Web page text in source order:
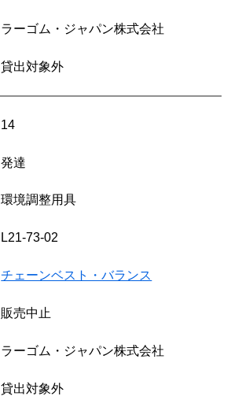
ラーゴム・ジャパン株式会社
貸出対象外
14
発達
環境調整用具
L21-73-02
チェーンベスト・バランス
販売中止
ラーゴム・ジャパン株式会社
貸出対象外